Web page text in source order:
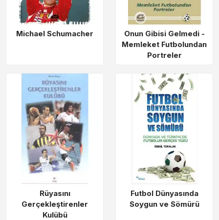
Michael Schumacher
Onun Gibisi Gelmedi -
Memleket Futbolundan
Portreler
Rüyasını
Gerçekleştirenler
Kulübü
Futbol Dünyasında
Soygun ve Sömürü